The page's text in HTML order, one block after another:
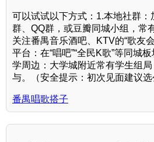
可以试试以下方式：1.本地社群
群、QQ群，或豆瓣同城小组，常
关注番禺音乐酒吧、KTV的“歌友
平台：在“唱吧”“全民K歌”等同城
学周边：大学城附近常有学生组
与。（安全提示：初次见面建议选
番禺唱歌搭子